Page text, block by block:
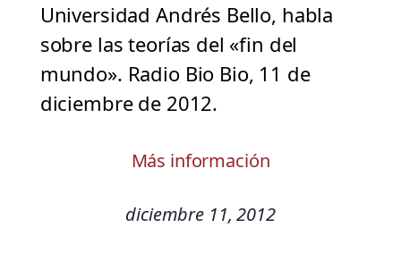
Universidad Andrés Bello, habla
sobre las teorías del «fin del
mundo». Radio Bio Bio, 11 de
diciembre de 2012.
Más información
diciembre 11, 2012